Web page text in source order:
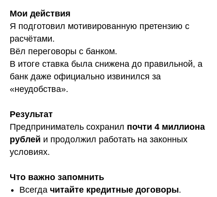
Мои действия
Я подготовил мотивированную претензию с
расчётами.
Вёл переговоры с банком.
В итоге ставка была снижена до правильной, а
банк даже официально извинился за
«неудобства».
Результат
Предприниматель сохранил почти 4 миллиона
рублей и продолжил работать на законных
условиях.
Что важно запомнить
Всегда читайте кредитные договоры.